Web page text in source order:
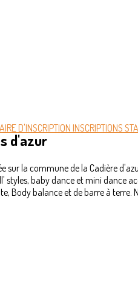
D'INSCRIPTION INSCRIPTIONS
d'azur
sur la commune de la Cadière
styles, baby dance et mini dance
Body balance et de barre à